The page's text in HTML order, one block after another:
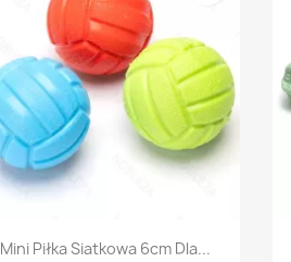
Szybki podgląd
Mini Piłka Siatkowa 6cm Dla...